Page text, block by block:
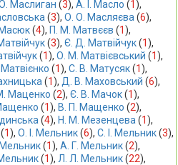
Маслиган (3), А. І. Масло (1),
(3), О. О. Масляєва (6),
(4), П. М. Матвєєв (1),
(3), Є. Д. Матвійчук (1),
(1), О. М. Матвієвський (1),
(1), С. В. Матусяк (1),
(1), Д. В. Маховський (6),
Маценко (2), Є. В. Мачок (1),
(1), В. П. Мащенко (2),
(4), Н. М. Мезенцева (1),
(1), О. І. Мельник (6), С. І. Мельник (3),
(1), А. Г. Мельник (2),
(1), Л. Л. Мельник (22),